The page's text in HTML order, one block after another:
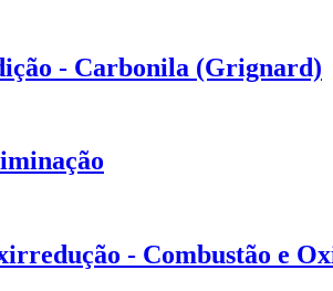
- Carbonila (Grignard)
- Combustão e